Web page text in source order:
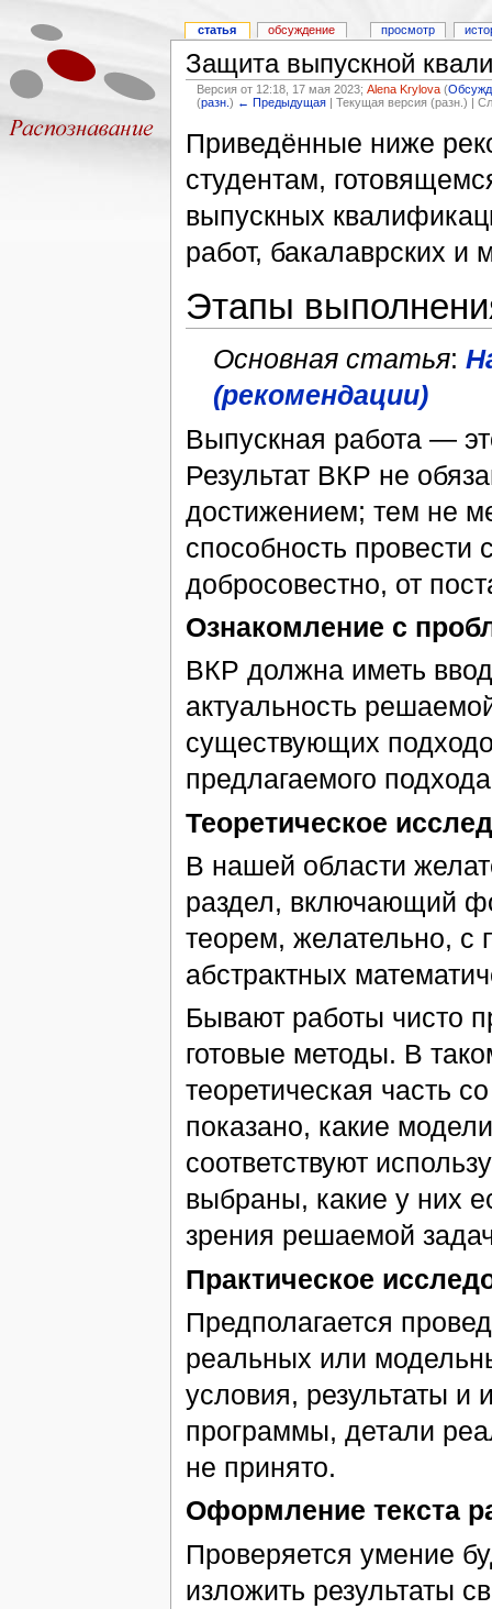
Защита выпускной
Версия от 12:18, 17 мая 2023;Alena Krylova (
(разн.) ← Предыдущая | Текущая версия (разн.) |
Приведённые ниже
студентам,
выпускных
работ, бакалаврских и
Этапы
Основная статья:
(рекомендации)
Выпускная работа —
Результат ВКР не
достижением; тем не
способность провести
добросовестно, от
Ознакомление с
ВКР должна иметь
актуальность
существующих
предлагаемого
Теоретическое
В нашей области
раздел, включающий
теорем, желательно,
абстрактных
Бывают работы чисто
готовые методы. В
теоретическая часть
показано, какие
соответствуют
выбраны, какие у них
зрения решаемой
Практическое
Предполагается
реальных или
условия, результаты и
программы, детали
не принято.
Оформление текста
Проверяется умение
изложить результаты
статья обсуждение просмотр